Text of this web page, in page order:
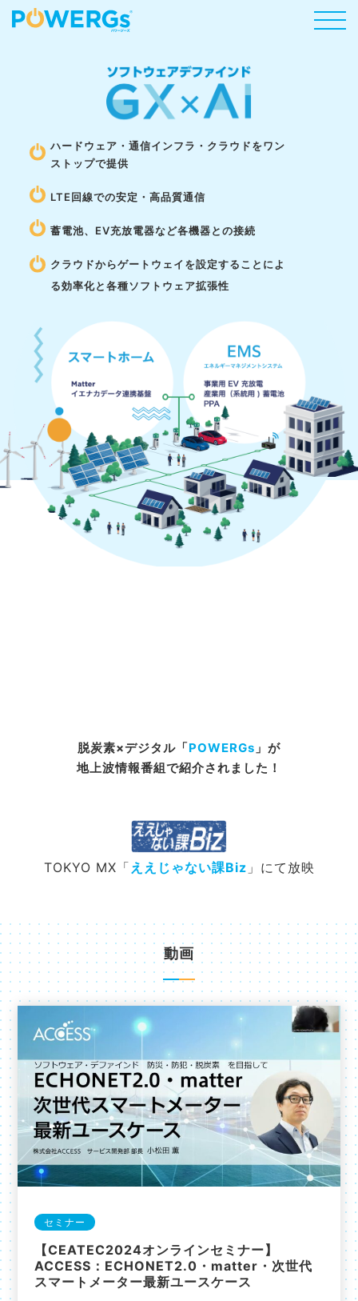
ハードウェア・通信インフラ・クラウドをワン
ストップで提供​
LTE回線での安定・高品質通信​
蓄電池、EV充放電器など各機器との接続​
クラウドからゲートウェイを設定することによ
る効率化と各種ソフトウェア拡張性
脱炭素×デジタル「POWERGs 」が
地上波情報番組で紹介されました！
TOKYO MX「 ええじゃない課Biz 」にて放映
動画
セミナー
【CEATEC2024オンラインセミナー】
ACCESS：ECHONET2.0・matter・次世代
スマートメーター最新ユースケース